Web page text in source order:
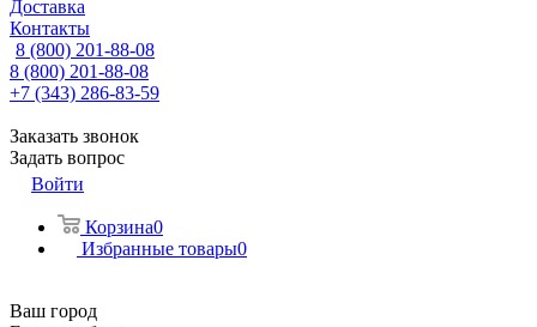
Доставка
Контакты
8 (800) 201-88-08
8 (800) 201-88-08
+7 (343) 286-83-59
Заказать звонок
Задать вопрос
Войти
Корзина0
Избранные товары0
Ваш город